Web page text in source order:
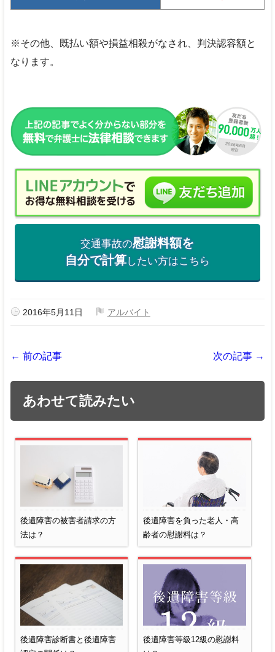
※その他、既払い額や損益相殺がなされ、判決認容額と
なります。
交通事故の慰謝料額を
自分で計算したい方はこちら
2016年5月11日 アルバイト
← 前の記事 次の記事 →
あわせて読みたい
後遺障害の被害者請求の方
法は？
後遺障害を負った老人・高
齢者の慰謝料は？
後遺障害診断書と後遺障害
後遺障害等級12級の慰謝料